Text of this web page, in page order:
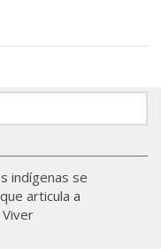
indígenas se
articula a